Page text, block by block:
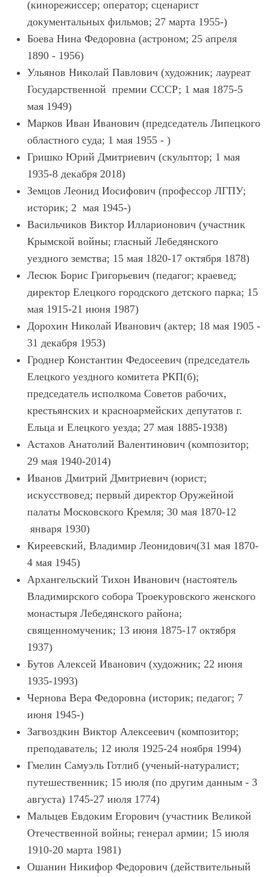
(кинорежиссер; оператор; сценарист
документальных фильмов; 27 марта 1955-)
Боева Нина Федоровна (астроном; 25 апреля
1890 - 1956)
Ульянов Николай Павлович (художник; лауреат
Государственной премии СССР; 1 мая 1875-5
мая 1949)
Марков Иван Иванович (председатель Липецкого
областного суда; 1 мая 1955 - )
Гришко Юрий Дмитриевич (скульптор; 1 мая
1935-8 декабря 2018)
Земцов Леонид Иосифович (профессор ЛГПУ;
историк; 2 мая 1945-)
Васильчиков Виктор Илларионович (участник
Крымской войны; гласный Лебедянского
уездного земства; 15 мая 1820-17 октября 1878)
Лесюк Борис Григорьевич (педагог; краевед;
директор Елецкого городского детского парка; 15
мая 1915-21 июня 1987)
Дорохин Николай Иванович (актер; 18 мая 1905 -
31 декабря 1953)
Гроднер Константин Федосеевич (председатель
Елецкого уездного комитета РКП(б);
председатель исполкома Советов рабочих,
крестьянских и красноармейских депутатов г.
Ельца и Елецкого уезда; 27 мая 1885-1938)
Астахов Анатолий Валентинович (композитор;
29 мая 1940-2014)
Иванов Дмитрий Дмитриевич (юрист;
искусствовед; первый директор Оружейной
палаты Московского Кремля; 30 мая 1870-12
января 1930)
Киреевский, Владимир Леонидович(31 мая 1870-
4 мая 1945)
Архангельский Тихон Иванович (настоятель
Владимирского собора Троекуровского женского
монастыря Лебедянского района;
священномученик; 13 июня 1875-17 октября
1937)
Бутов Алексей Иванович (художник; 22 июня
1935-1993)
Чернова Вера Федоровна (историк; педагог; 7
июня 1945-)
Загвоздкин Виктор Алексеевич (композитор;
преподаватель; 12 июля 1925-24 ноября 1994)
Гмелин Самуэль Готлиб (ученый-натуралист;
путешественник; 15 июля (по другим данным - 3
августа) 1745-27 июля 1774)
Мальцев Евдоким Егорович (участник Великой
Отечественной войны; генерал армии; 15 июля
1910-20 марта 1981)
Ошанин Никифор Федорович (действительный